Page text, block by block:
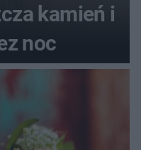
kamień i
noc